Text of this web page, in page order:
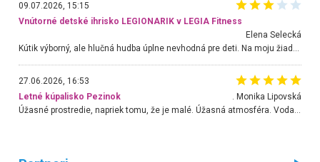
09.07.2026, 15:15
Vnútorné detské ihrisko LEGIONARIK v LEGIA Fitness
Elena Selecká
Kútik výborný, ale hlučná hudba úplne nevhodná pre deti. Na moju žiadosť o aspoň sušenie nereagovali.
27.06.2026, 16:53
Letné kúpalisko Pezinok
. Monika Lipovská
Úžasné prostredie, napriek tomu, že je malé. Úžasná atmosféra. Voda fantastická a nádherná. Ľudí je pomerne veľa, ale su mili a ohľaduplní. Je veľmi zaujímavé sledovať, ako dokážu spolu športovať cudzí ľudia a bez ohľadu na vek. Vládne tu pohoda. Vnuka neviem dostať z vody. Ďakujem za krásny deň . Urcite sa sem vrátim. Jediný problém je s parkovaním, ale aj ten sa mi podarilo vyriešiť. Monika Bratislava